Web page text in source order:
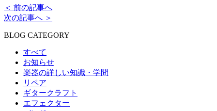
＜ 前の記事へ
次の記事へ ＞
BLOG CATEGORY
すべて
お知らせ
楽器の詳しい知識・学問
リペア
ギタークラフト
エフェクター